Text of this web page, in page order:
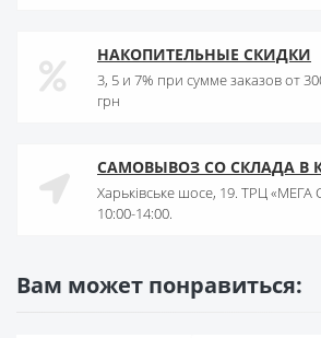
НАКОПИТЕЛЬНЫЕ СКИДКИ
3, 5 и 7% при сумме заказов от
грн
САМОВЫВОЗ СО СКЛАДА В
Харьківське шосе, 19. ТРЦ «МЕГА
10:00-14:00.
Вам может понравиться: